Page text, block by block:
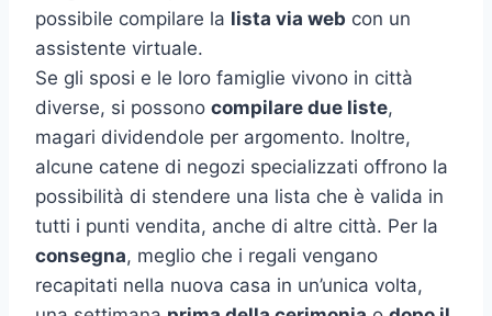
possibile compilare la lista via web con un
assistente virtuale.
Se gli sposi e le loro famiglie vivono in città
diverse, si possono compilare due liste,
magari dividendole per argomento. Inoltre,
alcune catene di negozi specializzati offrono la
possibilità di stendere una lista che è valida in
tutti i punti vendita, anche di altre città. Per la
consegna, meglio che i regali vengano
recapitati nella nuova casa in un’unica volta,